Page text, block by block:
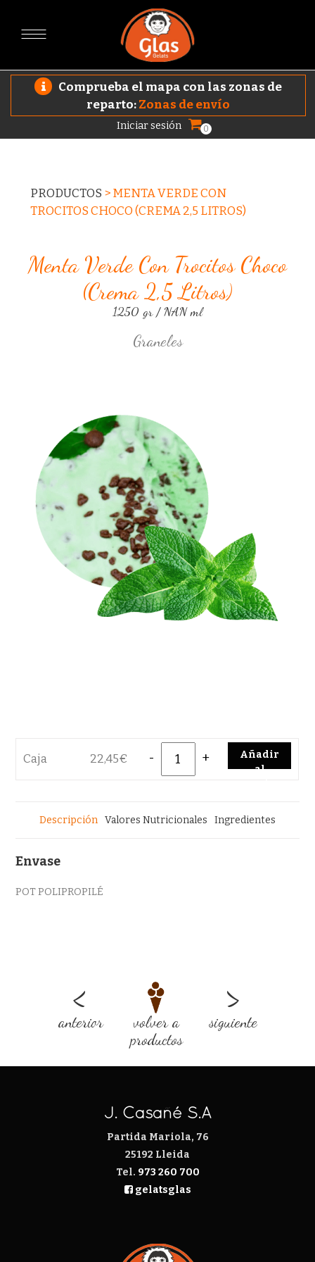
Comprueba el mapa con las zonas de
reparto:Zonas de envío
Iniciar sesión 0
PRODUCTOS > MENTA VERDE CON
TROCITOS CHOCO (CREMA 2,5 LITROS)
Menta Verde Con Trocitos Choco
(crema 2,5 Litros)
1250 gr / NAN ml
Graneles
Caja 22,45€
Añadir
al
Descripción Valores Nutricionales Ingredientes
Envase
POT POLIPROPILÉ
<
anterior
volver a
productos
>
siguiente
J. Casañé S.A
Partida Mariola, 76
25192 Lleida
Tel. 973 260 700
gelatsglas